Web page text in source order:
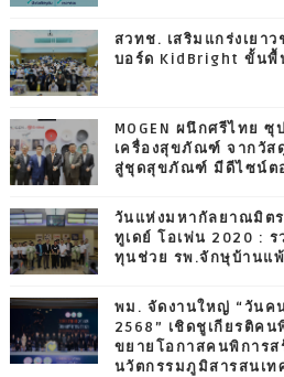
สวทช. เสริมแกร่งเยา
บอร์ด KidBright ขั้นพื้
MOGEN ผนึกศรีไทย ซุ
เครื่องสุขภัณฑ์ จากวัส
สู่ชุดสุขภัณฑ์ มีดีไซน์ตอ
วันแห่งมหากัลยาณมิตร
ทูเดย์ โอเพ่น 2020 :
ทุนช่วย รพ.จักษุบ้านแ
พม. จัดงานใหญ่ “วันค
2568” เชิดชูเกียรติค
ขยายโอกาสคนพิการส
นวัตกรรมภูมิสารสนเท